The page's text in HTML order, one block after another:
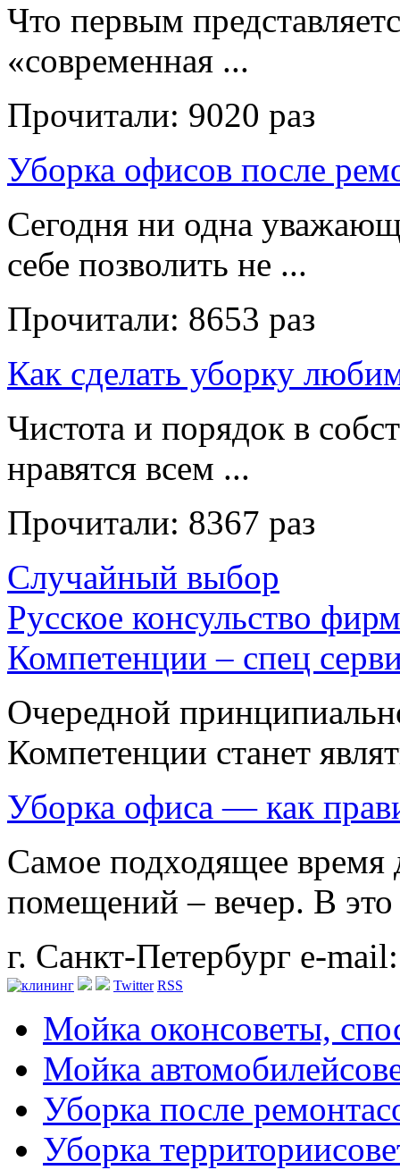
Что первым
«современная ...
Прочитали: 9020 раз
Уборка офисов после
Сегодня ни одна
себе позволить не ...
Прочитали: 8653 раз
Как сделать уборку
Чистота и порядок в
нравятся всем ...
Прочитали: 8367 раз
Случайный выбор
Русское консульство
Компетенции – спец
Очередной
Компетенции станет
Уборка офиса — как
Самое подходящее
помещений – вечер. В
г. Санкт-Петербург e-
Twitter RSS
Мойка оконсоветы,
Мойка автомобилей
Уборка после ремонта
Уборка территории